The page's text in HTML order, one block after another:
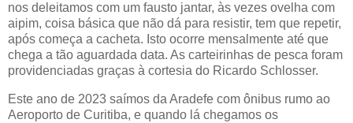
nos deleitamos com um fausto jantar, às vezes ovelha com
aipim, coisa básica que não dá para resistir, tem que repetir,
após começa a cacheta. Isto ocorre mensalmente até que
chega a tão aguardada data. As carteirinhas de pesca foram
providenciadas graças à cortesia do Ricardo Schlosser.
Este ano de 2023 saímos da Aradefe com ônibus rumo ao
Aeroporto de Curitiba, e quando lá chegamos os